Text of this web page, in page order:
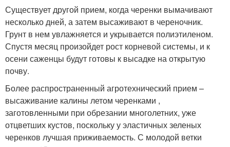
Существует другой прием, когда черенки вымачивают
несколько дней, а затем высаживают в череночник.
Грунт в нем увлажняется и укрывается полиэтиленом.
Спустя месяц произойдет рост корневой системы, и к
осени саженцы будут готовы к высадке на открытую
почву.
Более распространенный агротехнический прием –
высаживание калины летом черенками ,
заготовленными при обрезании многолетних, уже
отцветших кустов, поскольку у эластичных зеленых
черенков лучшая приживаемость. С молодой ветки